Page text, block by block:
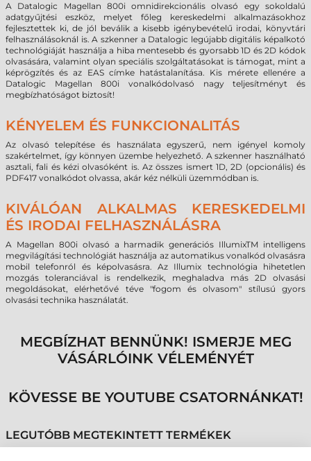
A Datalogic Magellan 800i omnidirekcionális olvasó egy sokoldalú
adatgyűjtési eszköz, melyet főleg kereskedelmi alkalmazásokhoz
fejlesztettek ki, de jól beválik a kisebb igénybevételű irodai, könyvtári
felhasználásoknál is. A szkenner a Datalogic legújabb digitális képalkotó
technológiáját használja a hiba mentesebb és gyorsabb 1D és 2D kódok
olvasására, valamint olyan speciális szolgáltatásokat is támogat, mint a
képrögzítés és az EAS címke hatástalanítása. Kis mérete ellenére a
Datalogic Magellan 800i vonalkódolvasó nagy teljesítményt és
megbízhatóságot biztosít!
KÉNYELEM ÉS FUNKCIONALITÁS
Az olvasó telepítése és használata egyszerű, nem igényel komoly
szakértelmet, így könnyen üzembe helyezhető. A szkenner használható
asztali, fali és kézi olvasóként is. Az összes ismert 1D, 2D (opcionális) és
PDF417 vonalkódot olvassa, akár kéz nélküli üzemmódban is.
KIVÁLÓAN ALKALMAS KERESKEDELMI
ÉS IRODAI FELHASZNÁLÁSRA
A Magellan 800i olvasó a harmadik generációs IllumixTM intelligens
megvilágítási technológiát használja az automatikus vonalkód olvasásra
mobil telefonról és képolvasásra. Az Illumix technológia hihetetlen
mozgás toleranciával is rendelkezik, meghaladva más 2D olvasási
megoldásokat, elérhetővé téve "fogom és olvasom" stílusú gyors
olvasási technika használatát.
MEGBÍZHAT BENNÜNK! ISMERJE MEG
VÁSÁRLÓINK VÉLEMÉNYÉT
KÖVESSE BE YOUTUBE CSATORNÁNKAT!
LEGUTÓBB MEGTEKINTETT TERMÉKEK